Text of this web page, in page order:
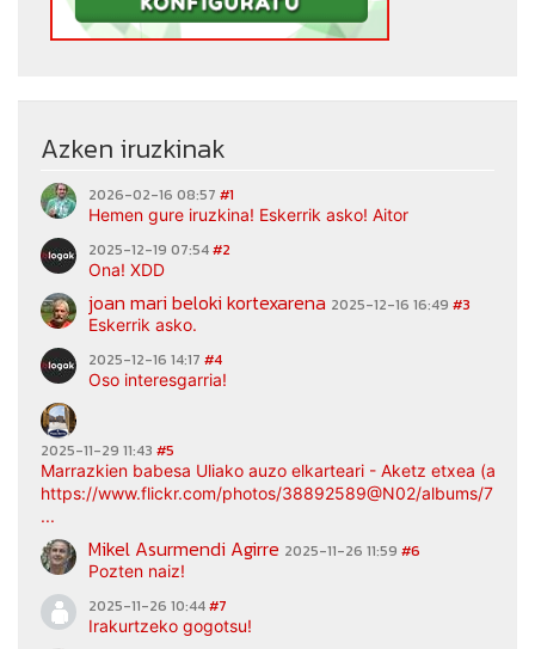
Azken iruzkinak
2026-02-16 08:57 #1
Hemen gure iruzkina! Eskerrik asko! Aitor
2025-12-19 07:54#2
Ona! XDD
joan mari beloki kortexarena 2025-12-16 16:49 #3
Eskerrik asko.
2025-12-16 14:17 #4
Oso interesgarria!
2025-11-29 11:43 #5
Marrazkien babesa Uliako auzo elkarteari - Aketz etxea
https://www.flickr.com/photos/38892589@N02/albums/
...
Mikel Asurmendi Agirre 2025-11-26 11:59 #6
Pozten naiz!
2025-11-26 10:44#7
Irakurtzeko gogotsu!